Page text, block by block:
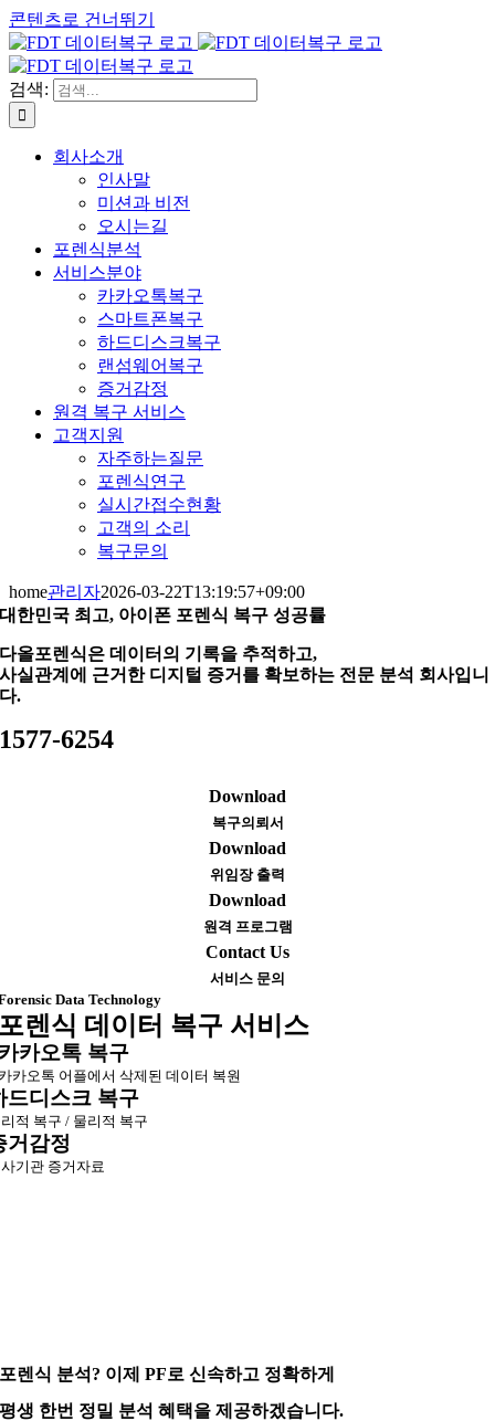
콘텐츠로 건너뛰기
검색:
회사소개
인사말
미션과 비전
오시는길
포렌식분석
서비스분야
카카오톡복구
스마트폰복구
하드디스크복구
랜섬웨어복구
증거감정
원격 복구 서비스
고객지원
자주하는질문
포렌식연구
실시간접수현황
고객의 소리
복구문의
home관리자2026-03-22T13:19:57+09:00
대한민국 최고, 아이폰 포렌식 복구 성공률
다올포렌식은 데이터의 기록을 추적하고,
사실관계에 근거한 디지털 증거를 확보하는 전문 분석 회사입니
다.
1577-6254
Download
복구의뢰서
Download
위임장 출력
Download
원격 프로그램
Contact Us
서비스 문의
Data Technology
렌식 데이터 복구 서비스
카오톡 복구
카오톡 어플에서 삭제된 데이터 복원
드디스크 복구
적 복구 / 물리적 복구
거감정
기관 증거자료
포렌식 분석? 이제 PF로 신속하고 정확하게
평생 한번 정밀 분석 혜택을 제공하겠습니다.